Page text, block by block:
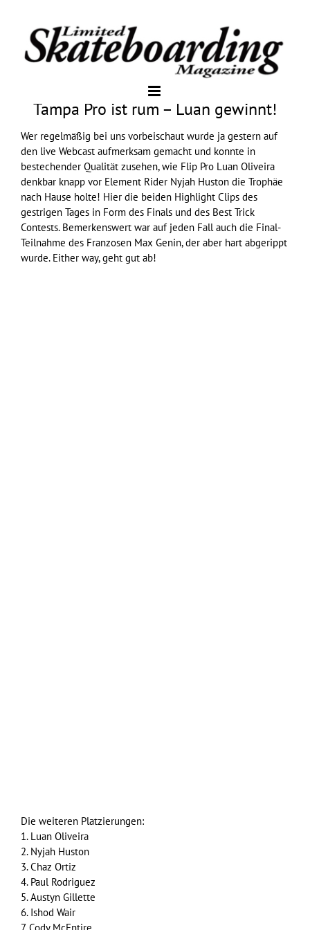
Tampa Pro ist rum – Luan gewinnt!
Wer regelmäßig bei uns vorbeischaut wurde ja gestern auf
den live Webcast aufmerksam gemacht und konnte in
bestechender Qualität zusehen, wie Flip Pro Luan Oliveira
denkbar knapp vor Element Rider Nyjah Huston die Trophäe
nach Hause holte! Hier die beiden Highlight Clips des
gestrigen Tages in Form des Finals und des Best Trick
Contests. Bemerkenswert war auf jeden Fall auch die Final-
Teilnahme des Franzosen Max Genin, der aber hart abgerippt
wurde. Either way, geht gut ab!
Die weiteren Platzierungen:
1. Luan Oliveira
2. Nyjah Huston
3. Chaz Ortiz
4. Paul Rodriguez
5. Austyn Gillette
6. Ishod Wair